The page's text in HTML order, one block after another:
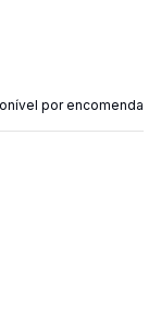
por encomenda